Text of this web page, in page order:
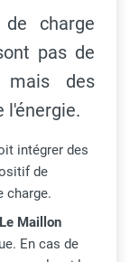
charge
pas de
mais des
l'énergie.
intégrer des
de
charge.
Maillon
En cas de